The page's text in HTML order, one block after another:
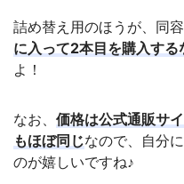
詰め替え用のほうが、同
に入って2本目を購入す
よ！
なお、 価格は公式通販サ
もほぼ同じなので、自分
のが嬉しいですね♪